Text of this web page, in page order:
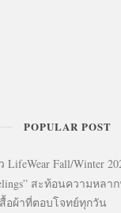
POPULAR POST
LifeWear Fall/Winter
สะท้อนความหล
อผ้าที่ตอบโจทย์ทุกวัน